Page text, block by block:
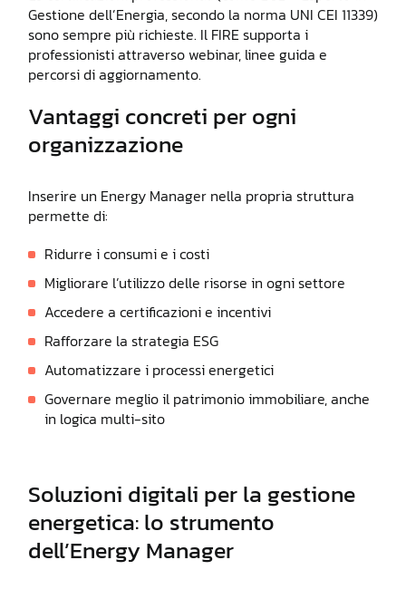
Gestione dell’Energia, secondo la norma UNI CEI 11339)
sono sempre più richieste. Il FIRE supporta i
professionisti attraverso webinar, linee guida e
percorsi di aggiornamento.
Vantaggi concreti per ogni
organizzazione
Inserire un Energy Manager nella propria struttura
permette di:
Ridurre i consumi e i costi
Migliorare l’utilizzo delle risorse in ogni settore
Accedere a certificazioni e incentivi
Rafforzare la strategia ESG
Automatizzare i processi energetici
Governare meglio il patrimonio immobiliare, anche
in logica multi-sito
Soluzioni digitali per la gestione
energetica: lo strumento
dell’Energy Manager